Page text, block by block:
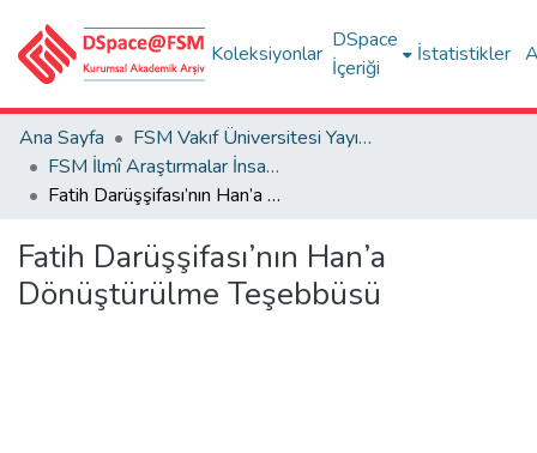
Koleksiyonlar
DSpace
İçeriği
İstatistikler
Ana Sayfa
FSM Vakıf Üniversitesi Yayınları / Publications of FSM Vakif University
FSM İlmî Araştırmalar İnsan ve Toplum Bilimleri Dergisi
Fatih Darüşşifası’nın Han’a Dönüştürülme Teşebbüsü
Fatih Darüşşifası’nın Han’a
Dönüştürülme Teşebbüsü